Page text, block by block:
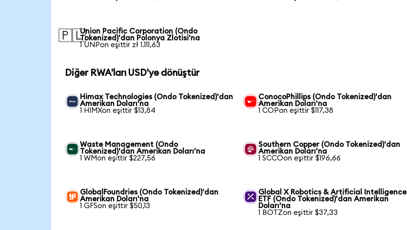
🇵🇱Union Pacific Corporation (Ondo
Tokenized)'dan Polonya Zlotisi'na
1 UNPon eşittir zł 1.111,63
Diğer RWA'ları USD'ye dönüştür
Himax Technologies (Ondo Tokenized)'dan
Amerikan Doları'na
1 HIMXon eşittir $13,84
ConocoPhillips (Ondo Tokenized)'dan
Amerikan Doları'na
1 COPon eşittir $117,38
Waste Management (Ondo
Tokenized)'dan Amerikan Doları'na
1 WMon eşittir $227,56
Southern Copper (Ondo Tokenized)'dan
Amerikan Doları'na
1 SCCOon eşittir $196,66
GlobalFoundries (Ondo Tokenized)'dan
Amerikan Doları'na
1 GFSon eşittir $50,13
Global X Robotics & Artificial Intelligence
ETF (Ondo Tokenized)'dan Amerikan
Doları'na
1 BOTZon eşittir $37,33